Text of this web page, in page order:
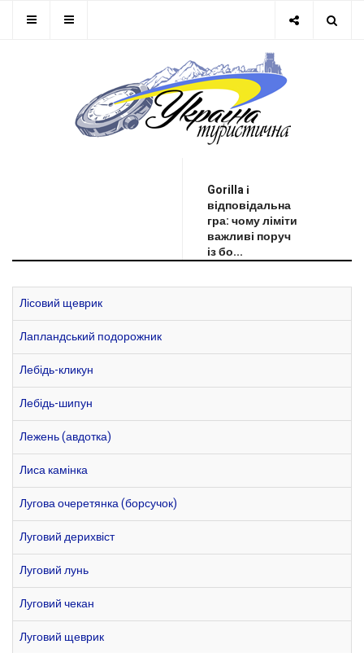
Gorilla і
відповідальна
гра: чому ліміти
важливі поруч
із бо...
Лісовий щеврик
Лапландський подорожник
Лебідь-кликун
Лебідь-шипун
Лежень (авдотка)
Лиса камінка
Лугова очеретянка (борсучок)
Луговий дерихвіст
Луговий лунь
Луговий чекан
Луговий щеврик